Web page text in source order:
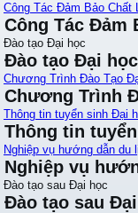
Công Tác Đảm Bảo Chất
Công Tác Đảm
Đào tạo Đại học
Đào tạo Đại học
Chương Trình Đào Tạo
Chương Trình
Thông tin tuyển sinh Đại
Thông tin
Nghiệp vụ hướng dẫn du
Nghiệp vụ
Đào tạo sau Đại học
Đào tạo sau